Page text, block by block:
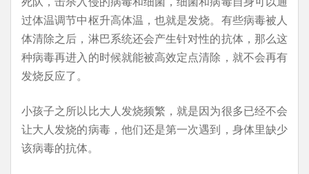
过体温调节中枢升高体温，也就是发烧。有些病毒被人
体清除之后，淋巴系统还会产生针对性的抗体，那么这
种病毒再进入的时候就能被高效定点清除，就不会再有
发烧反应了。
小孩子之所以比大人发烧频繁，就是因为很多已经不会
让大人发烧的病毒，他们还是第一次遇到，身体里缺少
该病毒的抗体。